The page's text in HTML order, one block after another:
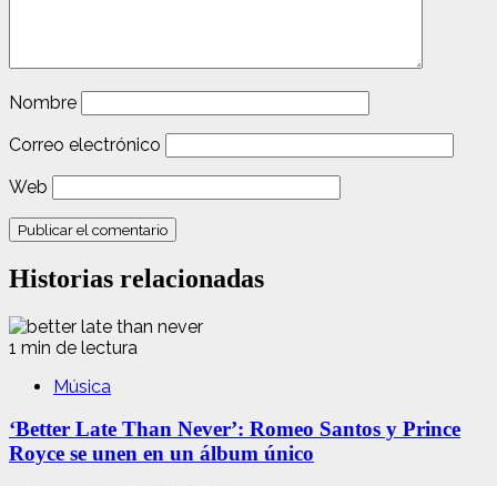
Nombre
Correo electrónico
Web
Historias relacionadas
1 min de lectura
Música
‘Better Late Than Never’: Romeo Santos y Prince
Royce se unen en un álbum único